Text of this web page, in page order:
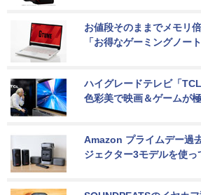
お値段そのままでメモリ
「お得なゲーミングノート
ハイグレードテレビ「
色彩美で映画＆ゲームが
Amazon プライムデー過
ジェクター3モデルを使っ